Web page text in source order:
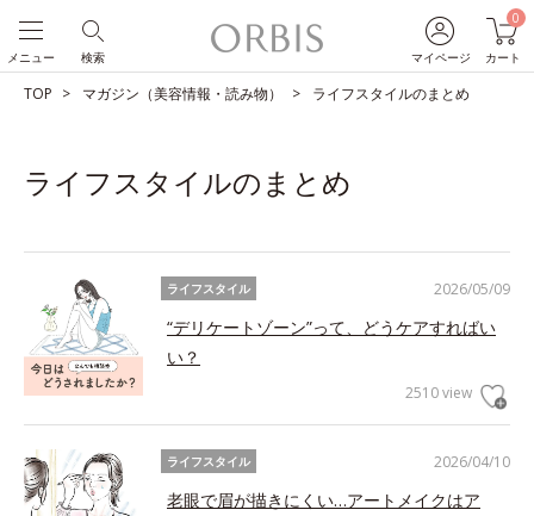
マイページ
0
カート
検索
メニュー
TOP マガジン（美容情報・読み物） ライフスタイルのまとめ
ライフスタイルのまとめ
2026/05/09
ライフスタイル
“デリケートゾーン”って、どうケアすればい
い？
2510 view
2026/04/10
ライフスタイル
老眼で眉が描きにくい…アートメイクはア